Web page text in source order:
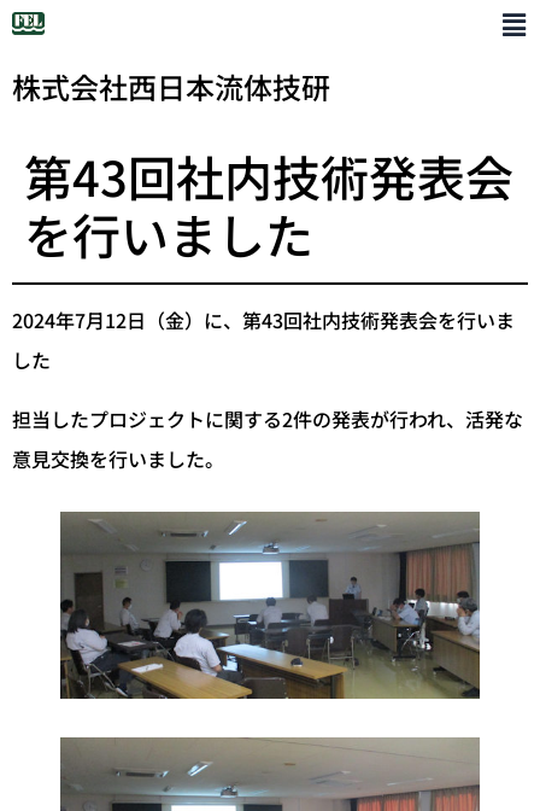
株式会社西日本流体技研
第43回社内技術発表会
を行いました
2024年7月12日（金）に、第43回社内技術発表会を行いま
した
担当したプロジェクトに関する2件の発表が行われ、活発な
意見交換を行いました。